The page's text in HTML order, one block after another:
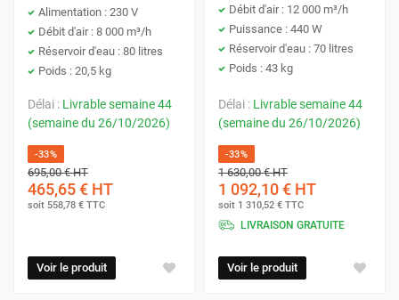
Alimentation : 230 V
Débit d'air : 8 000 m³/h
Réservoir d'eau : 80 litres
Poids : 20,5 kg
Délai : Livrable semaine 44
(semaine du 26/10/2026)
-33%
695,00 €HT
465,65 € HT
soit 558,78 € TTC
Voir le produit
Débit d'air : 12 000 m³/h
Puissance : 440 W
Réservoir d'eau : 70 litres
Poids : 43 kg
Délai : Livrable semaine 44
(semaine du 26/10/2026)
-33%
1 630,00 €HT
1 092,10 € HT
soit 1 310,52 € TTC
LIVRAISON GRATUITE
Voir le produit